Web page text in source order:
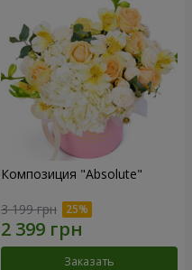
Композиция "Absolute"
3 199 грн
Заказать